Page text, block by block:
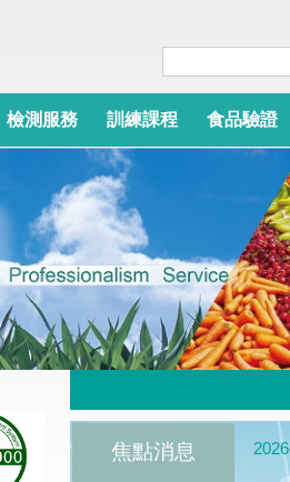
檢測服務 訓練課程 食品驗證
焦點消息